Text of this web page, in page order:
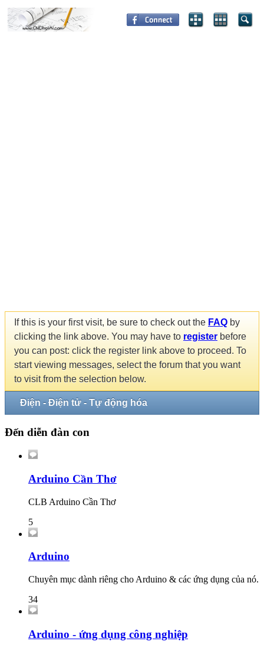
If this is your first visit, be sure to check out the FAQ by
clicking the link above. You may have to register before
you can post: click the register link above to proceed. To
start viewing messages, select the forum that you want
to visit from the selection below.
Điện - Điện tử - Tự động hóa
Đến diễn đàn con
Arduino Cần Thơ
CLB Arduino Cần Thơ
5
Arduino
Chuyên mục dành riêng cho Arduino & các ứng dụng của nó.
34
Arduino - ứng dụng công nghiệp